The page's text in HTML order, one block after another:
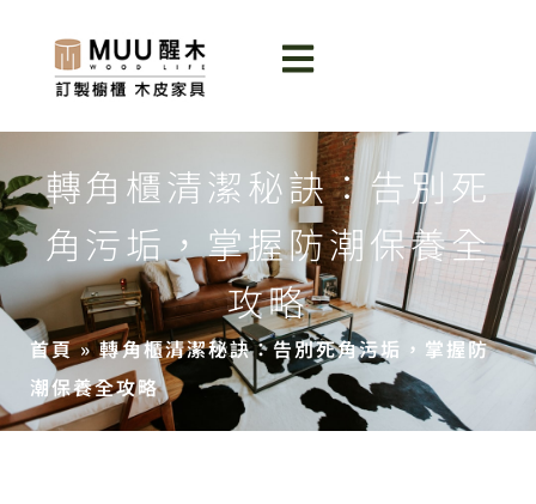
轉角櫃清潔秘訣：告別死
角污垢，掌握防潮保養全
攻略
首頁»轉角櫃清潔秘訣：告別死角污垢，掌握防
潮保養全攻略